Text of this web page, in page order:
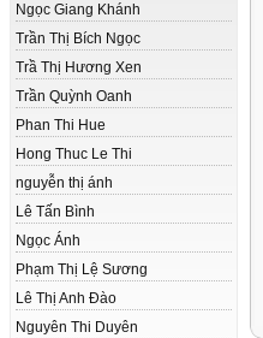
Ngọc Giang Khánh
Trần Thị Bích Ngọc
Trầ Thị Hương Xen
Trần Quỳnh Oanh
Phan Thi Hue
Hong Thuc Le Thi
nguyễn thị ánh
Lê Tấn Bình
Ngọc Ánh
Phạm Thị Lệ Sương
Lê Thị Anh Đào
Nguyên Thi Duyên